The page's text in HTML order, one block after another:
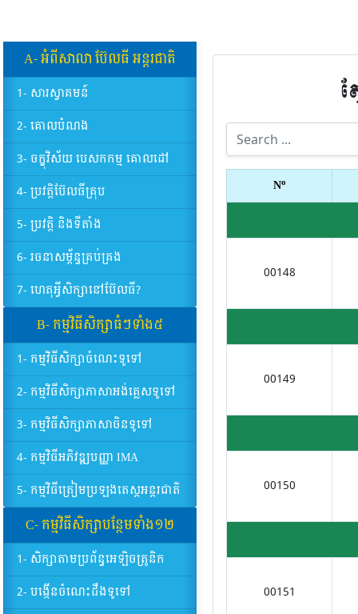
A- អំពីសាលា​ ប៊ែលធី​ អន្តរជាតិ
1- សារស្វាគមន៍
2- គោលបំណង
3- ចក្ខុវិស័យ បេសកកម្ម គោលដៅ
4- ប្រវត្តិប៊ែលធីគ្រុប
5- ប្រវត្តិ និងទីតាំង
6- រចនាសម្ព័ន្ធគ្រប់គ្រង
7- ហេតុអ្វីសិក្សានៅប៊ែលធី?
B- កម្មវិធីសិក្សាធំៗទាំង៥
1- កម្មវិធីសិក្សាចំណេះទូទៅ
2- កម្មវិធីសិក្សាភាសាអង់គ្លេសទូទៅ
3- កម្មវិធីសិក្សាភាសាចិនទូទៅ
4- កម្មវិធីអភិវឌ្ឍបញ្ញា IMA
5- កម្មវិធីត្រៀមប្រឡងតេស្តអន្តរជាតិ
C- កម្មវិធីសិក្សាបន្ថែមទាំង១២
1- សិក្សាតាមប្រព័ន្ធអេឡិចត្រូនិក
2- បង្កើនចំណេះដឹងទូទៅ
No
00148
00149
00150
00151